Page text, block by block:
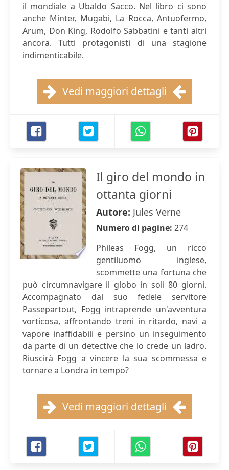
il mondiale a Ubaldo Sacco. Nel libro ci sono
anche Minter, Mugabi, La Rocca, Antuofermo,
Arum, Don King, Rodolfo Sabbatini e tanti altri
ancora. Tutti protagonisti di una stagione
indimenticabile.
Vedi maggiori dettagli
Il giro del mondo in
ottanta giorni
Autore: Jules Verne
Numero di pagine: 274
Phileas Fogg, un ricco
gentiluomo inglese,
scommette una fortuna che
può circumnavigare il globo in soli 80 giorni.
Accompagnato dal suo fedele servitore
Passepartout, Fogg intraprende un'avventura
vorticosa, affrontando treni in ritardo, navi a
vapore inaffidabili e persino un inseguimento
da parte di un detective che lo crede un ladro.
Riuscirà Fogg a vincere la sua scommessa e
tornare a Londra in tempo?
Vedi maggiori dettagli